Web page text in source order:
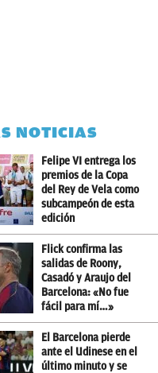
NOTICIAS
Felipe VI entrega los
premios de la Copa
del Rey de Vela como
subcampeón de esta
edición
Flick confirma las
salidas de Roony,
Casadó y Araujo del
Barcelona: «No fue
fácil para mí…»
El Barcelona pierde
ante el Udinese en el
último minuto y se